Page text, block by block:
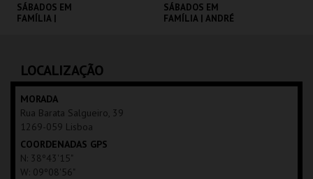
SÁBADOS EM
FAMÍLIA |
MAIS INFO
COMPRAR
SÁBADOS EM
FAMÍLIA | ANDRÉ
LOCALIZAÇÃO
MORADA
Rua Barata Salgueiro, 39
1269-059 Lisboa
COORDENADAS GPS
N: 38º43'15"
W: 09º08'56"